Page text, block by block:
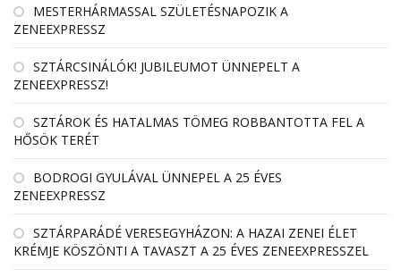
MESTERHÁRMASSAL SZÜLETÉSNAPOZIK A
ZENEEXPRESSZ
SZTÁRCSINÁLÓK! JUBILEUMOT ÜNNEPELT A
ZENEEXPRESSZ!
SZTÁROK ÉS HATALMAS TÖMEG ROBBANTOTTA FEL A
HŐSÖK TERÉT
BODROGI GYULÁVAL ÜNNEPEL A 25 ÉVES
ZENEEXPRESSZ
SZTÁRPARÁDÉ VERESEGYHÁZON: A HAZAI ZENEI ÉLET
KRÉMJE KÖSZÖNTI A TAVASZT A 25 ÉVES ZENEEXPRESSZEL